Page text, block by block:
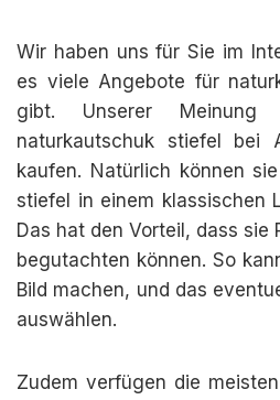
Wir haben uns für Sie im
es viele Angebote für
gibt. Unserer
naturkautschuk stiefel bei
kaufen. Natürlich können
stiefel in einem klassischen
Das hat den Vorteil, dass sie
begutachten können. So
Bild machen, und das
auswählen.
Zudem verfügen die